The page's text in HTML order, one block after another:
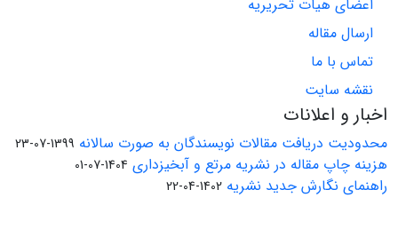
اعضای هیات تحریریه
ارسال مقاله
تماس با ما
نقشه سایت
اخبار و اعلانات
محدودیت دریافت مقالات نویسندگان به صورت سالانه 1399-07-23
هزینه چاپ مقاله در نشریه مرتع و آبخیزداری 1404-07-01
راهنمای نگارش جدید نشریه 1402-04-22